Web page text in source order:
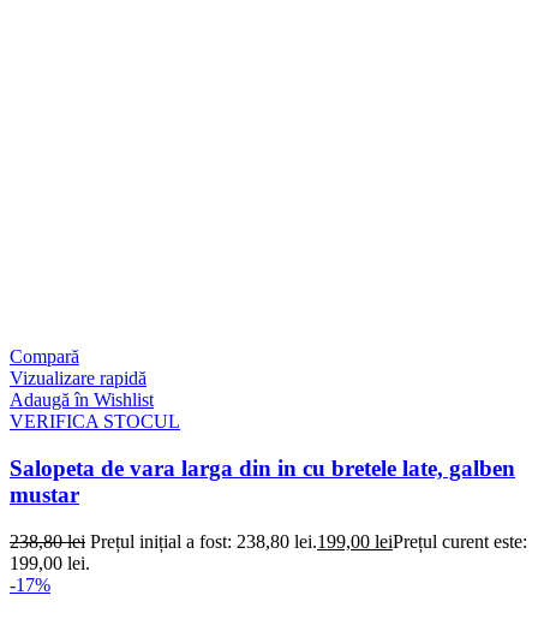
Compară
Vizualizare rapidă
Adaugă în Wishlist
VERIFICA STOCUL
Salopeta de vara larga din in cu bretele late, galben
mustar
238,80lei Prețul inițial a fost: 238,80 lei.199,00 leiPrețul curent este:
199,00 lei.
-17%